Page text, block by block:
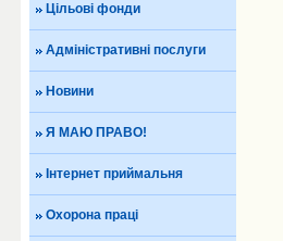
Цільові фонди
Адміністративні послуги
Новини
Я МАЮ ПРАВО!
Інтернет приймальня
Охорона праці